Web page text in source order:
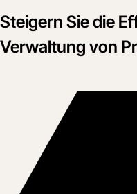
Steigern Sie die
Verwaltung von